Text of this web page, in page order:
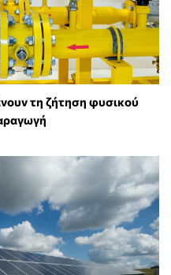
τη ζήτηση φυσικού